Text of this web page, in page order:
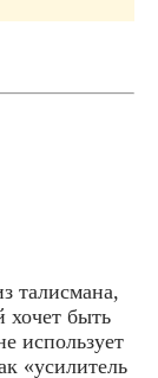
талисмана,
хочет быть
использует
«усилитель